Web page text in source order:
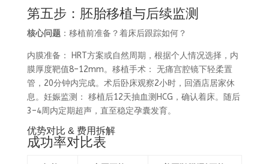
第五步：胚胎移植与后续监测
核心问题：移植前准备？着床后跟踪如何？
内膜准备： HRT方案或自然周期，根据个人情况选择，内
膜厚度靶值8–12mm。移植手术： 无痛宫腔镜下轻柔置
管，20分钟内完成。术后卧床观察2小时，回酒店居家休
息。妊娠监测： 移植后12天抽血测HCG，确认着床。随后
3–4周内定期超声，直至稳定孕囊发育。
优势对比 & 费用拆解
成功率对比表